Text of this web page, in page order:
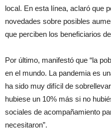
local. En esta línea, aclaró que
novedades sobre posibles
que perciben los beneficiarios
Por último, manifestó que “la
en el mundo. La pandemia es
ha sido muy difícil de
hubiese un 10% más si no
sociales de acompañamiento
necesitaron”.